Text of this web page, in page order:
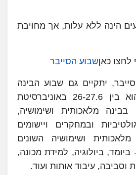
הינה ללא עלות, אך מחויבת
לחצו כאןשבוע הסייבר
יתקיים גם שבוע הבינה
המלאכותית גם הוא בין 26-27.6 באוניברסיטת
בבינה מלאכותית ושימושיה,
ובמחקרים ויישומים
ושימושיה השונים
ביולוגיה, למידת מכונה,
וסביבה, עיבוד אותות ועוד.